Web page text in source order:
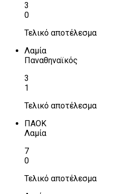
3
0
Τελικό αποτέλεσμα
Λαμία
Παναθηναϊκός
3
1
Τελικό αποτέλεσμα
ΠΑΟΚ
Λαμία
7
0
Τελικό αποτέλεσμα